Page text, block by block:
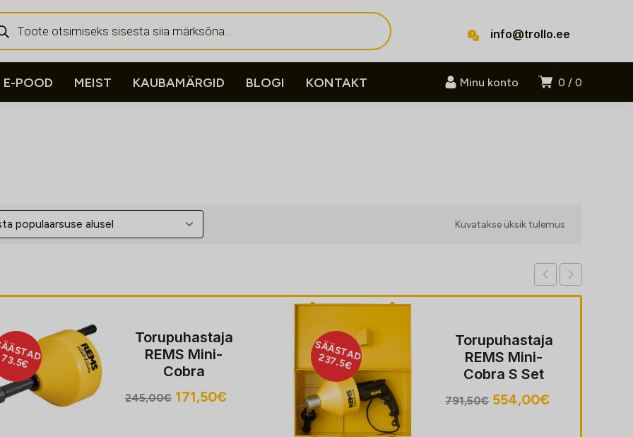
info@trollo.ee
0 0
Minu konto
E-POOD MEIST KAUBAMÄRGID BLOGI KONTAKT
Kuvatakse üksik tulemus
Torupuhastaja
REMS Mini-
Cobra
245,00€ Algne
171,50€Praegune
SÄÄSTAD
237.5€
Torupuhastaja
REMS Mini-
Cobra S Set
€ Algne
554,00€Praegune